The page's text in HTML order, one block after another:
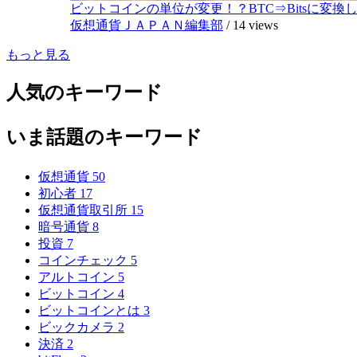
ビットコインの単位が変更！？BTC⇒Bitsに変換し
仮想通貨ＪＡＰＡＮ編集部 / 14 views
もっと見る
人気のキーワード
いま話題のキーワード
仮想通貨 50
初心者 17
仮想通貨取引所 15
暗号通貨 8
投資 7
コインチェック 5
アルトコイン 5
ビットコイン 4
ビットコインとは 3
ビックカメラ 2
決済 2